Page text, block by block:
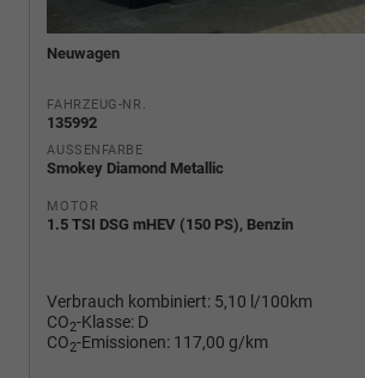
Neuwagen
FAHRZEUG-NR.
135992
AUSSENFARBE
Smokey Diamond Metallic
MOTOR
1.5 TSI DSG mHEV (150 PS), Benzin
Verbrauch kombiniert: 5,10 l/100km
CO2-Klasse: D
CO2-Emissionen: 117,00 g/km